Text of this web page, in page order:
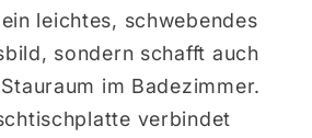
leichtes, schwebendes
sondern schafft auch
im Badezimmer.
verbindet